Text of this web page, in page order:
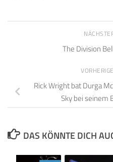
The Division
Rick Wright bat Durga
Sky bei seinem
DAS KÖNNTE DICH